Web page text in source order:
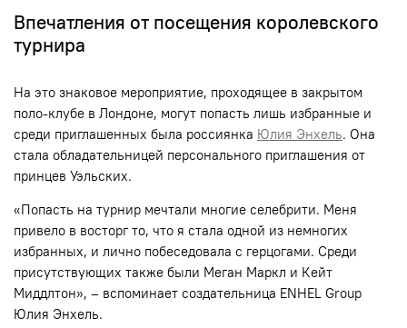
Впечатления от посещения королевского
турнира
На это знаковое мероприятие, проходящее в закрытом
поло-клубе в Лондоне, могут попасть лишь избранные и
среди приглашенных была россиянка Юлия Энхель. Она
стала обладательницей персонального приглашения от
принцев Уэльских.
«Попасть на турнир мечтали многие селебрити. Меня
привело в восторг то, что я стала одной из немногих
избранных, и лично побеседовала с герцогами. Среди
присутствующих также были Меган Маркл и Кейт
Миддлтон», – вспоминает создательница ENHEL Group
Юлия Энхель.